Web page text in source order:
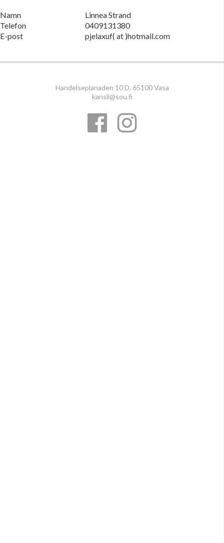
Namn
Linnea Strand
Telefon
0409131380
E-post
pjelaxuf( at )hotmail.com
Handelseplanaden 10 D, 65100 Vasa
kansli@sou.fi